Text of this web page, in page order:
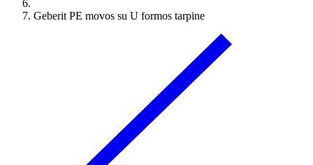
Geberit PE movos su U formos tarpine